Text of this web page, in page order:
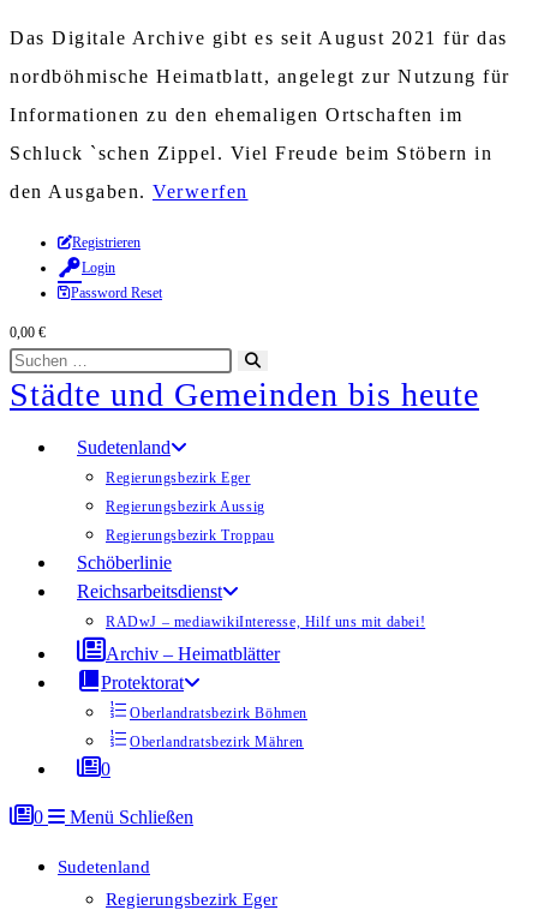
Das Digitale Archive gibt es seit August 2021 für das
nordböhmische Heimatblatt, angelegt zur Nutzung für
Informationen zu den ehemaligen Ortschaften im
Schluck `schen Zippel. Viel Freude beim Stöbern in
den Ausgaben. Verwerfen
Zum
Inhalt
springen
Registrieren
Login
Password Reset
0,00 €
Diese
Website
durchsuchen
starten
Städte und Gemeinden bis heute
Sudetenland
Regierungsbezirk Eger
Regierungsbezirk Aussig
Regierungsbezirk Troppau
Schöberlinie
Reichsarbeitsdienst
RADwJ – mediawikiInteresse, Hilf uns mit dabei!
Archiv – Heimatblätter
Protektorat
Oberlandratsbezirk Böhmen
Oberlandratsbezirk Mähren
0
0 Menü Schließen
Sudetenland
Regierungsbezirk Eger